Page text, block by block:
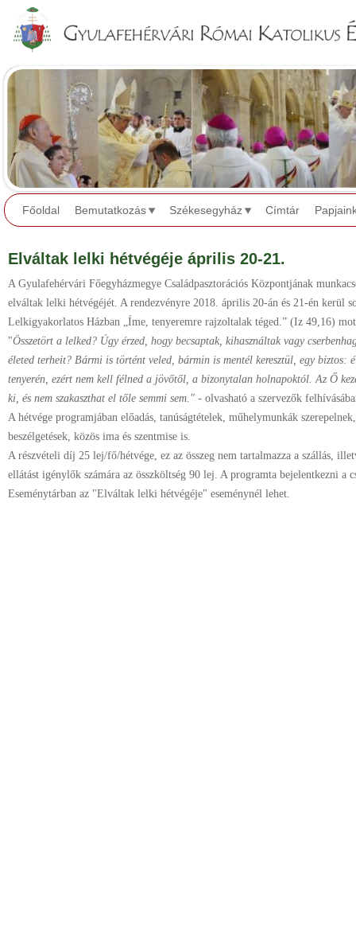
Főoldal Bemutatkozás Székesegyház Címtár
Elváltak lelki hétvégéje április 20-21.
A Gyulafehérvári Főegyházmegye Családpasztorációs Központjának
elváltak lelki hétvégéjét. A rendezvényre 2018. április 20-án és 21-én kerül
Lelkigyakorlatos Házban „Íme, tenyeremre rajzoltalak téged.” (Iz 49,16)
"Összetört a lelked? Úgy érzed, hogy becsaptak, kihasználtak vagy
életed terheit? Bármi is történt veled, bármin is mentél keresztül, egy biztos:
tenyerén, ezért nem kell félned a jövőtől, a bizonytalan holnapoktól. Az Ő
ki, és nem szakaszthat el tőle semmi sem." - olvasható a szervezők
A hétvége programjában előadás, tanúságtételek, műhelymunkák
beszélgetések, közös ima és szentmise is.
A részvételi díj 25 lej/fő/hétvége, ez az összeg nem tartalmazza a szállás,
ellátást igénylők számára az összköltség 90 lej. A programta bejelentkezni a
Eseménytárban az "Elváltak lelki hétvégéje" eseménynél lehet.